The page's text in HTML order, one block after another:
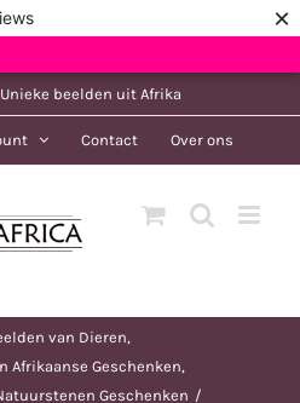
×
Unieke beelden uit Afrika
Contact Over ons
van Dieren
Afrikaanse Geschenken
Geschenken